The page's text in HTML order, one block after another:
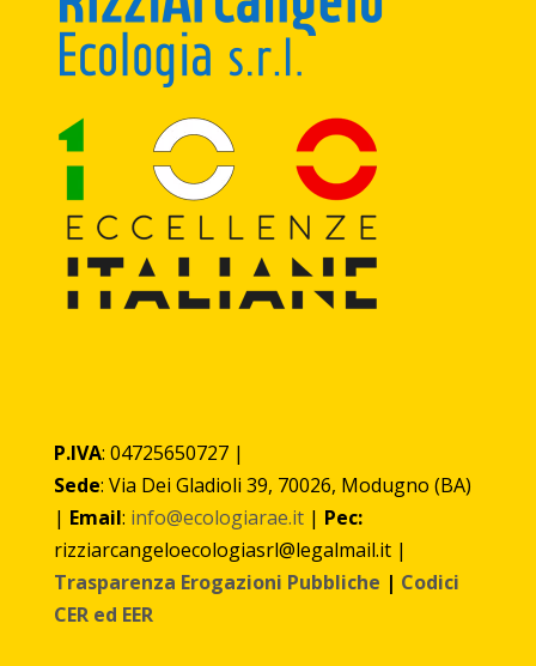
P.IVA: 04725650727 |
Sede: Via Dei Gladioli 39, 70026, Modugno (BA)
| Email: info@ecologiarae.it| Pec:
rizziarcangeloecologiasrl@legalmail.it |
Trasparenza Erogazioni Pubbliche | Codici
CER ed EER